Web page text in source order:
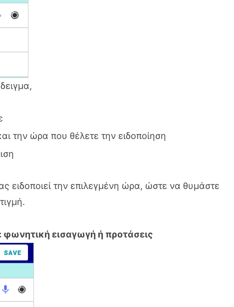
ραντεβού
σας βοηθά να διαχειριστείτε το πρόγραμμά
την ώρα που θέλετε την ειδοποίηση
ειδοποιεί την επιλεγμένη ώρα, ώστε να θυμάστε
φωνητική εισαγωγή ή προτάσεις